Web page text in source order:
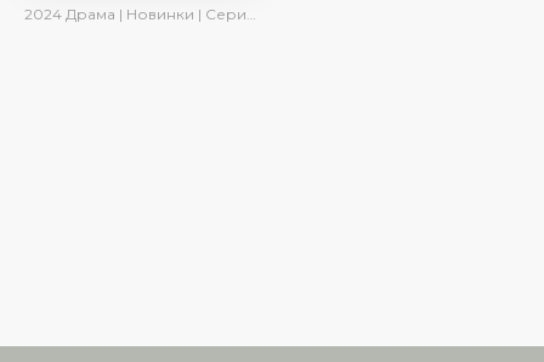
2024 Драма | Новинки | Сериалы 2024